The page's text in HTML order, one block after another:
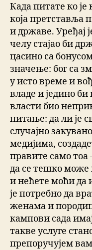
Када питате ко је
која претставља
и државе. Уређај
челу стајао би
цасино са
значење: бог са
у исто време и
владе и једино
власти био
питање: да ли је
случајно
медијима,
правите само тоа
да се тешко може
и нећете моћи да
је потребно да
женама и
кампови сада
такве услуге
препоручујем вам